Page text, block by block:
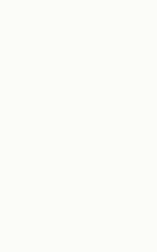
Diese
Ihre